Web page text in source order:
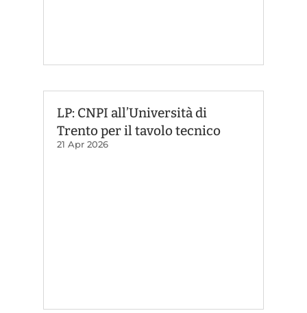
LP: CNPI all’Università di
Trento per il tavolo tecnico
21 Apr 2026